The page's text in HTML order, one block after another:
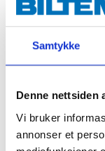
Samtykke
Denne nettsiden
Vi bruker
annonser et